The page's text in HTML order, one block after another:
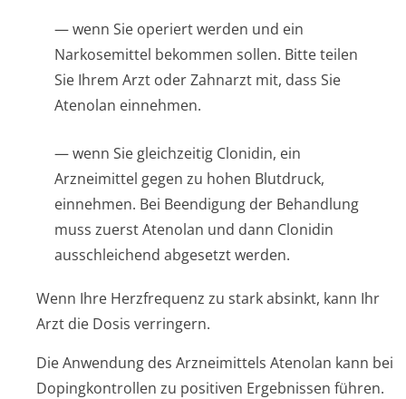
— wenn Sie operiert werden und ein
Narkosemittel bekommen sollen. Bitte teilen
Sie Ihrem Arzt oder Zahnarzt mit, dass Sie
Atenolan einnehmen.
— wenn Sie gleichzeitig Clonidin, ein
Arzneimittel gegen zu hohen Blutdruck,
einnehmen. Bei Beendigung der Behandlung
muss zuerst Atenolan und dann Clonidin
ausschleichend abgesetzt werden.
Wenn Ihre Herzfrequenz zu stark absinkt, kann Ihr
Arzt die Dosis verringern.
Die Anwendung des Arzneimittels Atenolan kann bei
Dopingkontrollen zu positiven Ergebnissen führen.